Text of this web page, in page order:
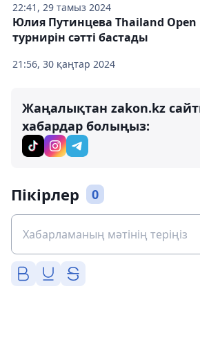
22:41, 29 тамыз 2024
21:56, 30 қаңтар 2024
Юлия Путинцева Thailand Open
турнирін сәтті бастады
Жаңалықтан zakon.kz
хабардар болыңыз:
Пікірлер 0